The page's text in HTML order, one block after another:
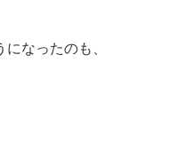
なったのも、